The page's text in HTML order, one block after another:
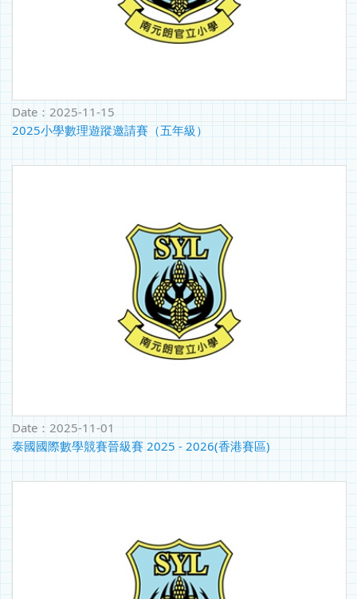
Date： 2025-11-15
2025小學數理遊蹤邀請賽（五年級）
Date： 2025-11-01
泰國國際數學競賽晉級賽 2025 - 2026(香港賽區)